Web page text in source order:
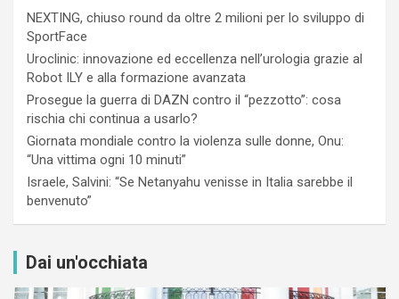
NEXTING, chiuso round da oltre 2 milioni per lo sviluppo di
SportFace
Uroclinic: innovazione ed eccellenza nell’urologia grazie al
Robot ILY e alla formazione avanzata
Prosegue la guerra di DAZN contro il “pezzotto”: cosa
rischia chi continua a usarlo?
Giornata mondiale contro la violenza sulle donne, Onu:
“Una vittima ogni 10 minuti”
Israele, Salvini: “Se Netanyahu venisse in Italia sarebbe il
benvenuto”
Dai un'occhiata